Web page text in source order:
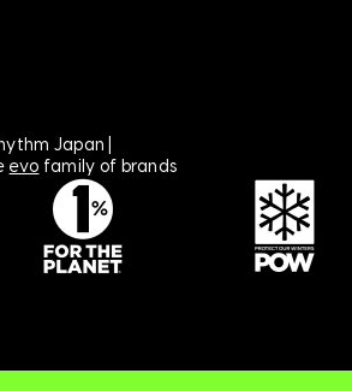
Japan |
evo family of brands